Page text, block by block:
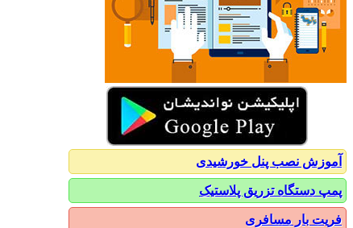
آموزش نصب پنل خورشیدی
پمپ دستگاه تزریق پلاستیک
فریت بار مسافری